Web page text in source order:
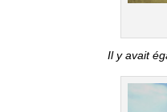
Il y avait